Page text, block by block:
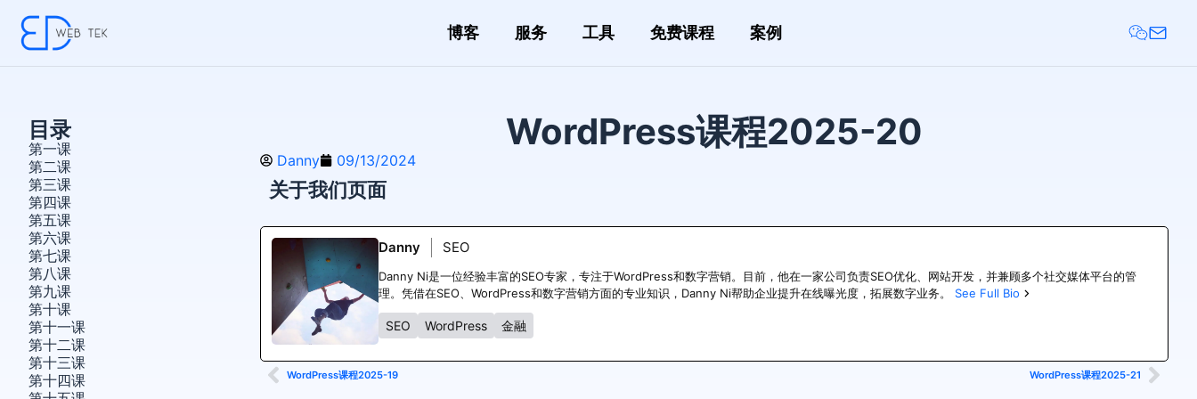
博客 服务 工具 免费课程 案例
目录
第一课
第二课
第三课
第四课
第五课
第六课
第七课
第八课
第九课
第十课
第十一课
第十二课
第十三课
第十四课
WordPress课程2025-20
Danny 09/13/2024
关于我们页面
Danny SEO
Danny Ni是一位经验丰富的SEO专家，专注于WordPress和数字营销。目前，他在一家公司负责SEO优化、网站开发，并兼顾多个社交媒体平台的管
理。凭借在SEO、WordPress和数字营销方面的专业知识，Danny Ni帮助企业提升在线曝光度，拓展数字业务。 See Full Bio
SEO WordPress 金融
WordPress课程2025-19 WordPress课程2025-21